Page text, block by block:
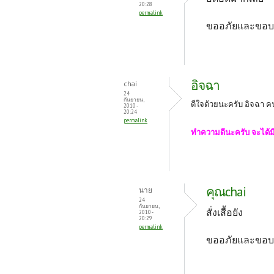
20:28
permalink
ขออภัยและขอ
chai
24
กันยายน,
2010 -
20:24
permalink
อิจฉา
ดีใจด้วยนะครับ อิจฉา ค
ทำความดีนะครับ จะไ
นาย
24
กันยายน,
2010 -
20:29
permalink
คุณchai
สั่งเสื้อยัง
ขออภัยและขอ